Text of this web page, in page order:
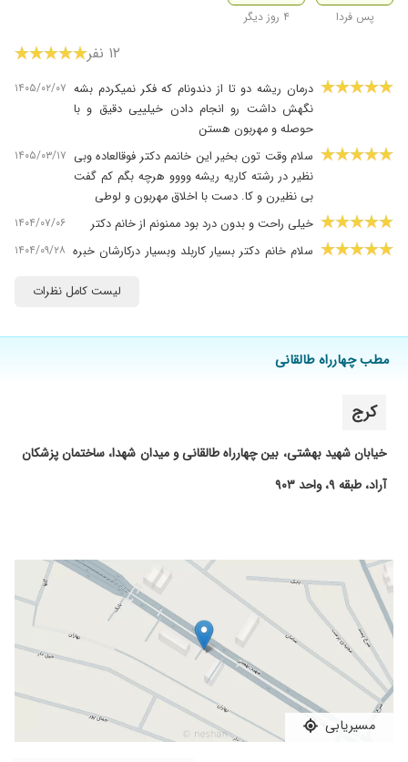
پس فردا ۴ روز دیگر
۱۲ نفر
درمان ریشه دو تا از دندونام که فکر نمیکردم بشه
نگهش داشت رو انجام دادن خیلییی دقیق و با
حوصله و مهربون هستن
۱۴۰۵/۰۲/۰۷
سلام وقت تون بخیر این خانمم دکتر فوقالعاده وبی
نظیر در رشته کاریه ریشه وووو هرچه بگم کم گفت
بی نظیرن و کا. دست با اخلاق مهربون و لوطی
۱۴۰۵/۰۳/۱۷
خیلی راحت و بدون درد بود ممنونم از خانم دکتر ۱۴۰۴/۰۷/۰۶
سلام خانم دکتر بسیار کاربلد وبسیار درکارشان خبره
پسرم رو بردم نزد خانم دکتر وتا اون موقع هیچ
بغلی پسرم رو همینطوری پرکرده بود دکتر متخصص
مثلا...واصلا از ریشه حرفی نزد ولی خانم دکتر
میشه چون کم کم عفونت شروع شده بود وبالاخره
عالی کار کردند که برای اولین بار پسرم هیچ داروی
کارشون عالیه وضمنا بسیار مهربان ومودب هستند
واصلا به بیمار بی احترامی نمیکنند وبسیار
بامسئولیت هستند خداشاهده عینا حقیقت ایشون
رو نوشتم وایشون رو باخیال آسوده به همه
بزرگواران پیشنهاد میدهم.
۱۴۰۴/۰۹/۲۸
خانم دکتر اکبریان راد در کار خود و تشخیصبنظرم
بسیار خوب بود. و در حین کار مرتب جویای احوال م
بودن و با دقت انجام دادن. و احتمال درد یا ورم بعد
از عصب کشی روبهم توضیح دادن ولی هیچ موردی
لیست کامل نظرات
مطب چهارراه طالقانی
کرج
خیابان شهید بهشتی، بین چهارراه طالقانی و میدان شهدا، ساختمان پزشکان
آراد، طبقه ۹، واحد ۹۰۳
مسیریابی